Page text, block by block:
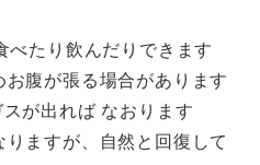
べたり飲んだりできます
腹が張る場合があります
が出れば なおります
ますが、自然と回復して